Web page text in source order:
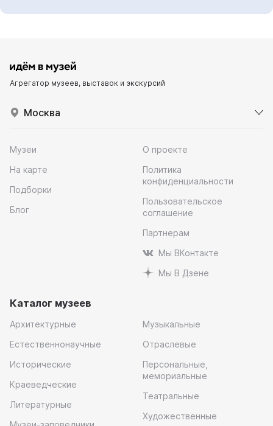
Агрегатор музеев, выставок и экскурсий
Москва
Музеи
На карте
Подборки
Блог
О проекте
Политика
конфиденциальности
Пользовательское
соглашение
Партнерам
Мы ВКонтакте
Мы В Дзене
Каталог музеев
Архитектурные
Естественнонаучные
Исторические
Краеведческие
Литературные
Музыкальные
Отраслевые
Персональные,
мемориальные
Театральные
Художественные